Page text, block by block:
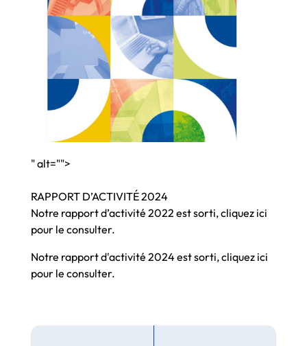
" alt="">
RAPPORT D’ACTIVITÉ 2024
Notre rapport d’activité 2022 est sorti,cliquez ici
pour le consulter.
Notre rapport d'activité 2024 est sorti, cliquez ici
pour le consulter.